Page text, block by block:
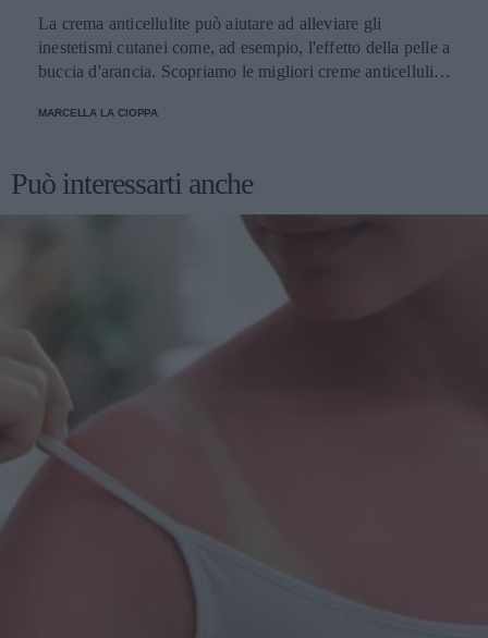
La crema anticellulite può aiutare ad alleviare gli
inestetismi cutanei come, ad esempio, l'effetto della pelle a
buccia d'arancia. Scopriamo le migliori creme anticellulite
MARCELLA LA CIOPPA
Può interessarti anche